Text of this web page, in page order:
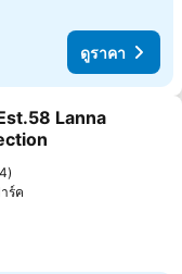
ดูราคา
การโปรด
Lanna
ร์ค